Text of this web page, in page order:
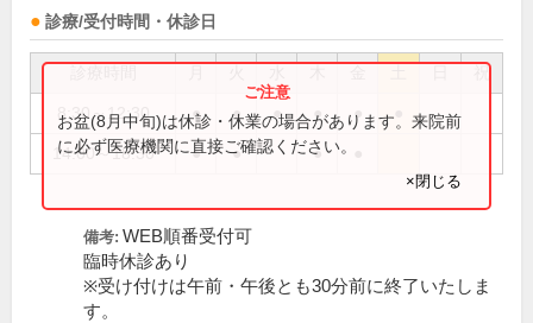
診療/受付時間・休診日
祝
8:30～12:30 ● ● ● ● ●
14:00～18:30 ● ● ●
お盆(8月中旬)は休診・休業の場合があります。来院前
に必ず医療機関に直接ご確認ください。
×閉じる
備考: WEB順番受付可
臨時休診あり
※受け付けは午前・午後とも30分前に終了いたしま
す。